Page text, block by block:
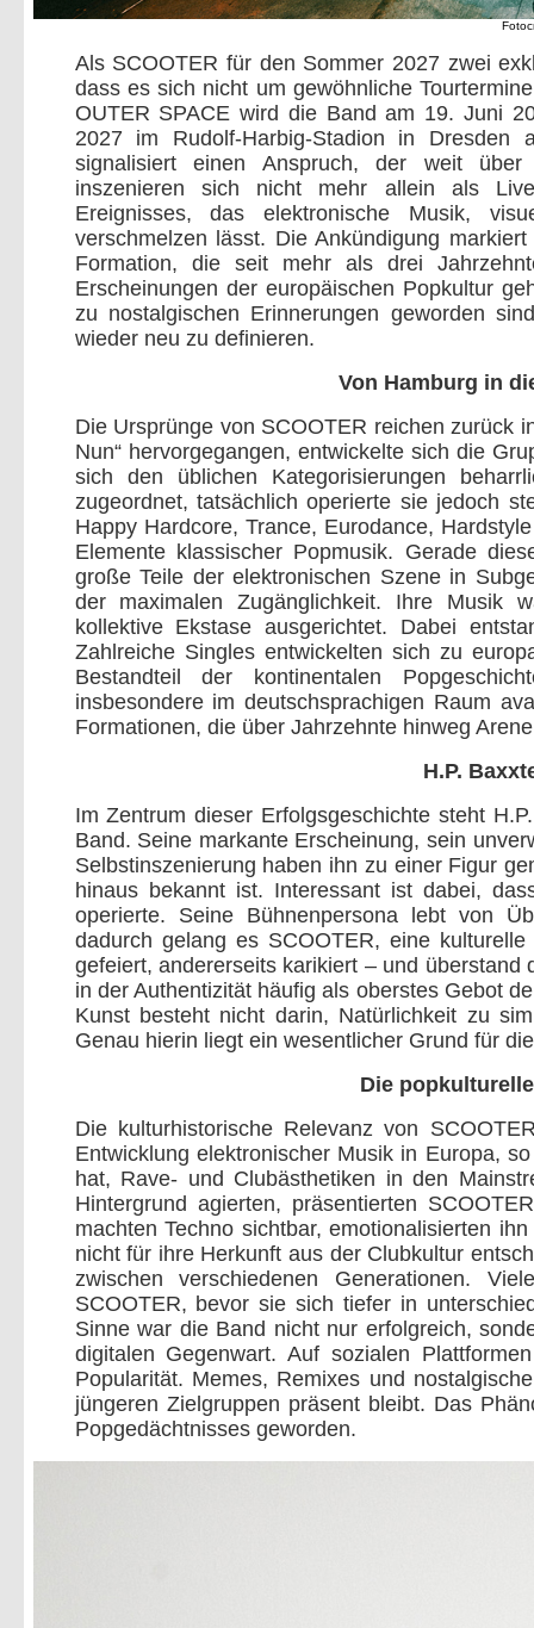
Als SCOOTER für den Sommer 2027 zwei
dass es sich nicht um gewöhnliche
OUTER SPACE wird die Band am 19. Juni
2027 im Rudolf-Harbig-Stadion in Dresden
signalisiert einen Anspruch, der weit über
inszenieren sich nicht mehr allein als
Ereignisses, das elektronische Musik,
verschmelzen lässt. Die Ankündigung
Formation, die seit mehr als drei
Erscheinungen der europäischen Popkultur
zu nostalgischen Erinnerungen geworden
wieder neu zu definieren.
Von Hamburg in
Die Ursprünge von SCOOTER reichen zurück
Nun“ hervorgegangen, entwickelte sich die
sich den üblichen Kategorisierungen
zugeordnet, tatsächlich operierte sie jedoch
Happy Hardcore, Trance, Eurodance,
Elemente klassischer Popmusik. Gerade
große Teile der elektronischen Szene in
der maximalen Zugänglichkeit. Ihre Musik
kollektive Ekstase ausgerichtet. Dabei
Zahlreiche Singles entwickelten sich zu
Bestandteil der kontinentalen
insbesondere im deutschsprachigen Raum
Formationen, die über Jahrzehnte hinweg
H.P.
Im Zentrum dieser Erfolgsgeschichte steht
Band. Seine markante Erscheinung, sein
Selbstinszenierung haben ihn zu einer Figur
hinaus bekannt ist. Interessant ist dabei,
operierte. Seine Bühnenpersona lebt von
dadurch gelang es SCOOTER, eine
gefeiert, andererseits karikiert – und
in der Authentizität häufig als oberstes Gebot
Kunst besteht nicht darin, Natürlichkeit zu
Genau hierin liegt ein wesentlicher Grund für
Die
Die kulturhistorische Relevanz von
Entwicklung elektronischer Musik in Europa,
hat, Rave- und Clubästhetiken in den
Hintergrund agierten, präsentierten
machten Techno sichtbar, emotionalisierten
nicht für ihre Herkunft aus der Clubkultur
zwischen verschiedenen Generationen.
SCOOTER, bevor sie sich tiefer in
Sinne war die Band nicht nur erfolgreich,
digitalen Gegenwart. Auf sozialen
Popularität. Memes, Remixes und
jüngeren Zielgruppen präsent bleibt. Das
Popgedächtnisses geworden.